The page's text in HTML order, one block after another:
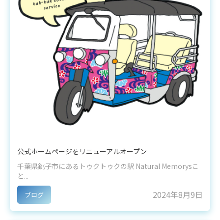
公式ホームページをリニューアルオープン
千葉県銚子市にあるトゥクトゥクの駅 Natural Memorysこ
と...
ブログ 2024年8月9日